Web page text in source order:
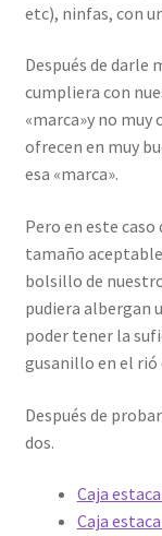
etc), ninfas, con
Después de darle
cumpliera con
«marca»y no muy
ofrecen en muy
esa «marca».
Pero en este caso
tamaño
bolsillo de
pudiera albergan
poder tener la
gusanillo en el rió
Después de
dos.
Caja
Caja